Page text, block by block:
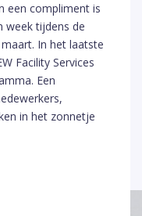
een compliment is
week tijdens de
In het laatste
Facility Services
Een
in het zonnetje